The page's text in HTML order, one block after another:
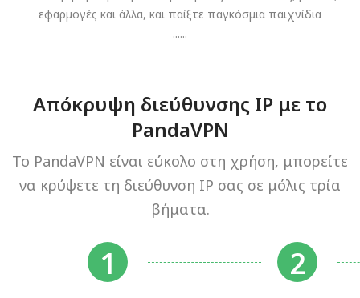
εφαρμογές και άλλα, και παίξτε παγκόσμια παιχνίδια
......
Απόκρυψη διεύθυνσης IP με το
PandaVPN
Το PandaVPN είναι εύκολο στη χρήση, μπορείτε
να κρύψετε τη διεύθυνση IP σας σε μόλις τρία
βήματα.